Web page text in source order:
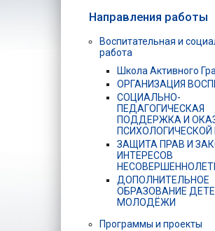
Направления работы
Воспитательная и
работа
Школа Активного
ОРГАНИЗАЦИЯ
СОЦИАЛЬНО-
ПЕДАГОГИЧЕСКАЯ
ПОДДЕРЖКА И
ЗАЩИТА ПРАВ И
ИНТЕРЕСОВ
ДОПОЛНИТЕЛЬНОЕ
ОБРАЗОВАНИЕ
МОЛОДЁЖИ
Программы и проекты